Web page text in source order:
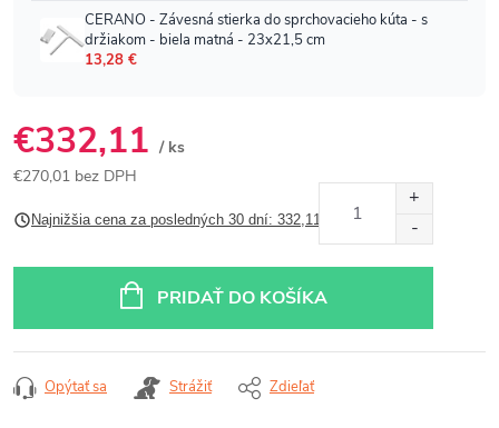
€332,11 / ks
€270,01 bez DPH
cena:Najnižšia cena za posledných 30 dní: 332,11 €
PRIDAŤ DO KOŠÍKA
Opýtať sa Strážiť Zdieľať